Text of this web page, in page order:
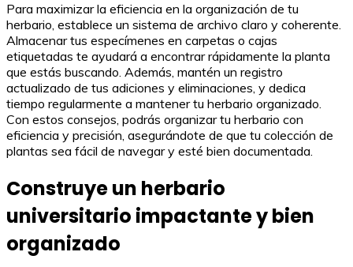
Para maximizar la eficiencia en la organización de tu
herbario, establece un sistema de archivo claro y coherente.
Almacenar tus especímenes en carpetas o cajas
etiquetadas te ayudará a encontrar rápidamente la planta
que estás buscando. Además, mantén un registro
actualizado de tus adiciones y eliminaciones, y dedica
tiempo regularmente a mantener tu herbario organizado.
Con estos consejos, podrás organizar tu herbario con
eficiencia y precisión, asegurándote de que tu colección de
plantas sea fácil de navegar y esté bien documentada.
Construye un herbario
universitario impactante y bien
organizado